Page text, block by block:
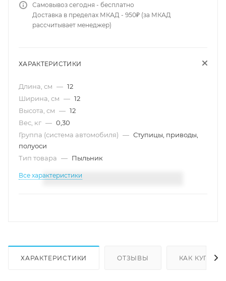
Самовывоз сегодня - бесплатно
Доставка в пределах МКАД - 950₽ (за МКАД
рассчитывает менеджер)
ХАРАКТЕРИСТИКИ
Длина, см — 12
Ширина, см — 12
Высота, см — 12
Вес, кг — 0,30
Группа (система автомобиля) — Ступицы, приводы,
полуоси
Тип товара — Пыльник
Все характеристики
ХАРАКТЕРИСТИКИ ОТЗЫВЫ КАК КУПИТЬ